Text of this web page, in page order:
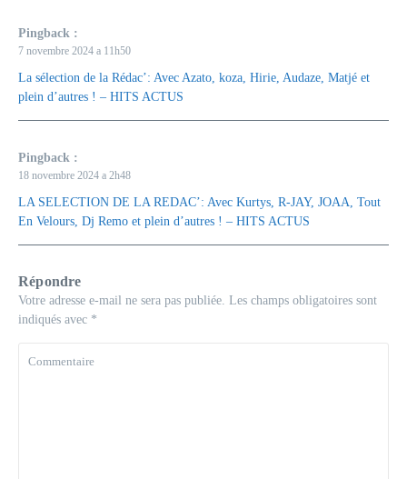
Pingback :
7 novembre 2024 a 11h50
La sélection de la Rédac’: Avec Azato, koza, Hirie, Audaze, Matjé et
plein d’autres ! – HITS ACTUS
Pingback :
18 novembre 2024 a 2h48
LA SELECTION DE LA REDAC’: Avec Kurtys, R-JAY, JOAA, Tout
En Velours, Dj Remo et plein d’autres ! – HITS ACTUS
Répondre
Votre adresse e-mail ne sera pas publiée. Les champs obligatoires sont
indiqués avec *